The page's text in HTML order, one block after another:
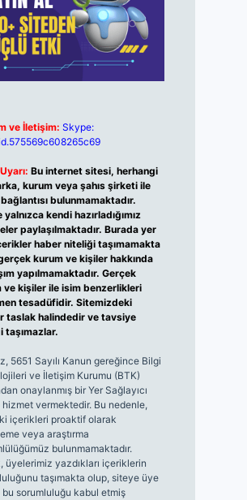
ve İletişim: Skype:
Bu internet sitesi, herhangi
kurum veya şahıs şirketi ile
bulunmamaktadır.
kendi hazırladığımız
paylaşılmaktadır. Burada yer
haber niteliği taşımamakta
kurum ve kişiler hakkında
yapılmamaktadır. Gerçek
ve kişiler ile isim benzerlikleri
tesadüfidir. Sitemizdeki
taslak halindedir ve tavsiye
taşımazlar.
5651 Sayılı Kanun gereğince Bilgi
ve İletişim Kurumu (BTK)
onaylanmış bir Yer Sağlayıcı
vermektedir. Bu nedenle,
içerikleri proaktif olarak
veya araştırma
bulunmamaktadır.
üyelerimiz yazdıkları içeriklerin
taşımakta olup, siteye üye
sorumluluğu kabul etmiş